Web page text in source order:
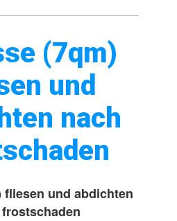
(7qm)
und
nach
fliesen und abdichten